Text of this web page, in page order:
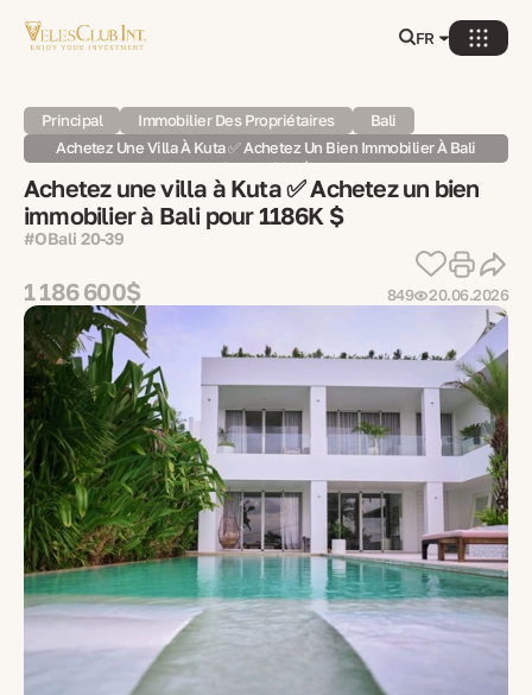
FR
Principal Immobilier Des Propriétaires
Bali
Achetez Une Villa À Kuta ✅ Achetez Un Bien Immobilier À Bali
Pour 1186K $
Achetez une villa à Kuta ✅ Achetez un bien
immobilier à Bali pour 1186K $
#OBali 20-39
1 186 600$ 849 20.06.2026